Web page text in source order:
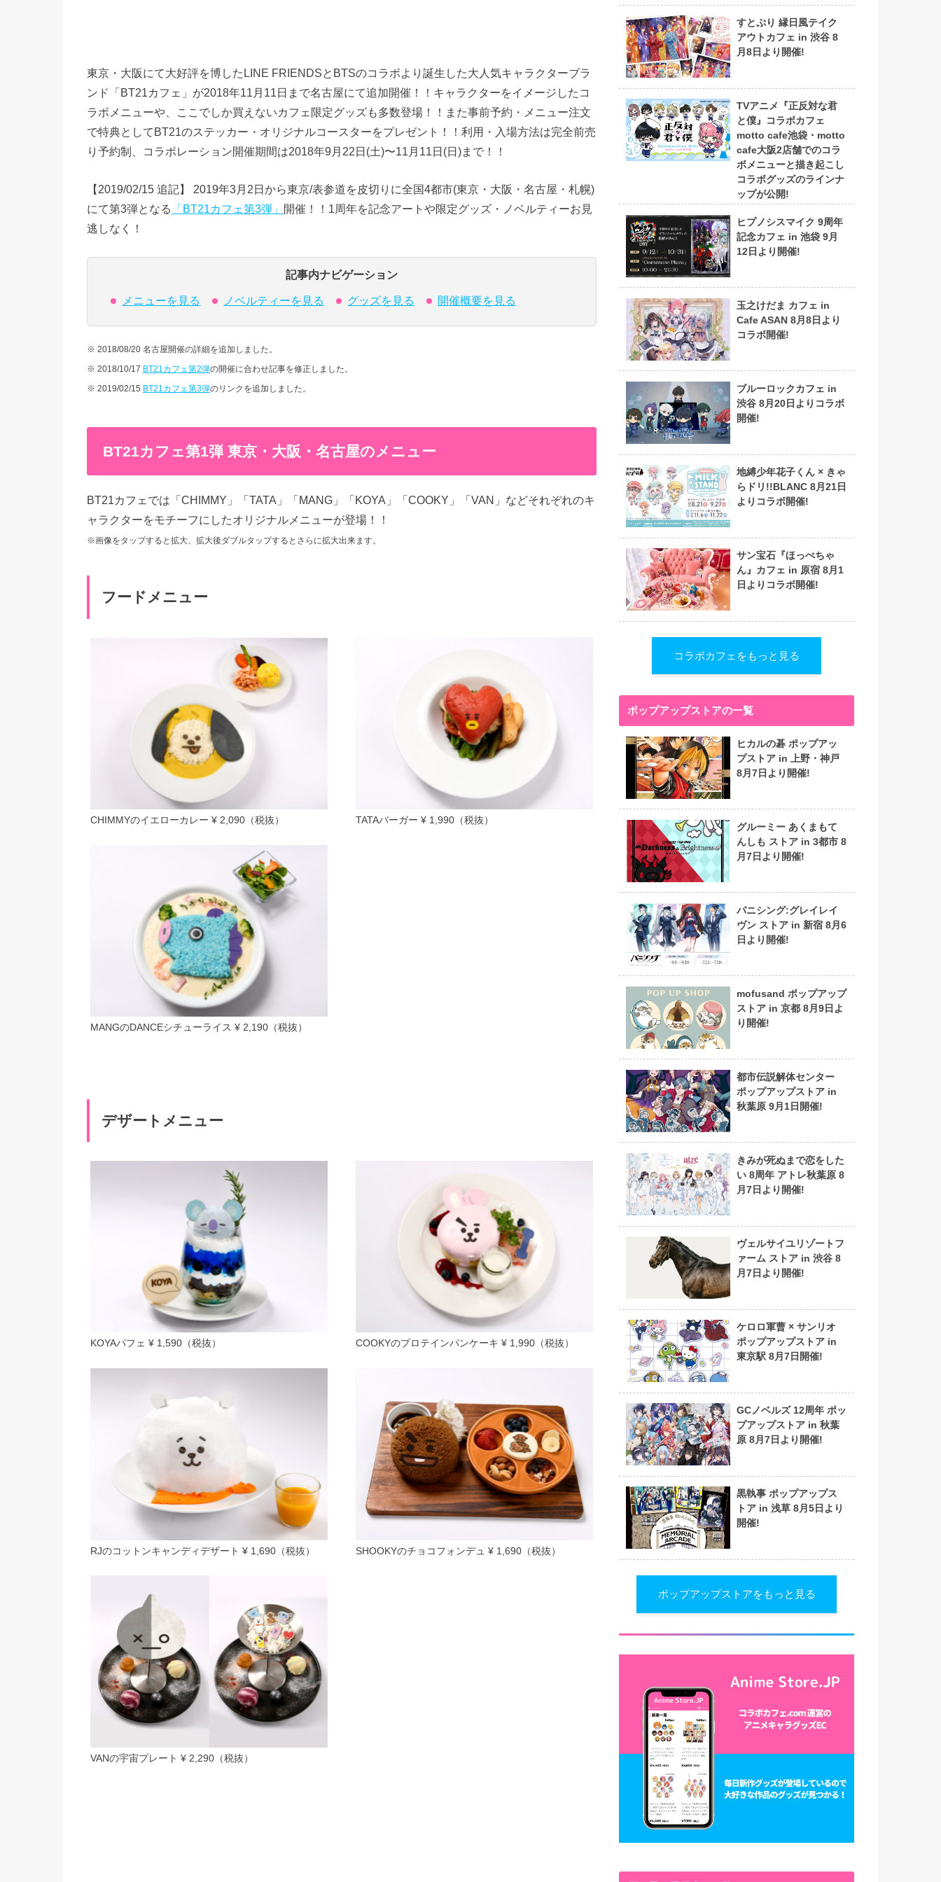
東京・大阪にて大好評を博したLINE FRIENDSとBTSのコラボより誕生した大人気キャラクターブラ
ンド「BT21カフェ」が2018年11月11日まで名古屋にて追加開催！！キャラクターをイメージしたコ
ラボメニューや、ここでしか買えないカフェ限定グッズも多数登場！！また事前予約・メニュー注文
で特典としてBT21のステッカー・オリジナルコースターをプレゼント！！利用・入場方法は完全前売
り予約制、コラボレーション開催期間は2018年9月22日(土)〜11月11日(日)まで！！
【2019/02/15 追記】 2019年3月2日から東京/表参道を皮切りに全国4都市(東京・大阪・名古屋・札幌)
にて第3弾となる
「BT21カフェ第3弾」 開催！！1周年を記念アートや限定グッズ・ノベルティーお見
逃しなく！
記事内ナビゲーション
メニューを見る ノベルティーを見る グッズを見る 開催概要を見る
※ 2018/08/20 名古屋開催の詳細を追加しました。
※ 2018/10/17 BT21カフェ第2弾の開催に合わせ記事を修正しました。
※ 2019/02/15 BT21カフェ第3弾のリンクを追加しました。
BT21カフェ第1弾 東京・大阪・名古屋のメニュー
BT21カフェでは「CHIMMY」「TATA」「MANG」「KOYA」「COOKY」「VAN」などそれぞれのキ
ャラクターをモチーフにしたオリジナルメニューが登場！！
※画像をタップすると拡大、拡大後ダブルタップするとさらに拡大出来ます。
フードメニュー
CHIMMYのイエローカレー ¥ 2,090（税抜） TATAバーガー ¥ 1,990（税抜）
MANGのDANCEシチューライス ¥ 2,190（税抜）
デザートメニュー
KOYAパフェ ¥ 1,590（税抜） COOKYのプロテインパンケーキ ¥ 1,990（税抜）
RJのコットンキャンディデザート ¥ 1,690（税抜） SHOOKYのチョコフォンデュ ¥ 1,690（税抜）
VANの宇宙プレート ¥ 2,290（税抜）
すとぷり 縁日風テイク
アウトカフェ in 渋谷 8
月8日より開催!
TVアニメ『正反対な君
と僕』コラボカフェ
motto cafe池袋・motto
cafe大阪2店舗でのコラ
ボメニューと描き起こし
コラボグッズのラインナ
ップが公開!
ヒプノシスマイク 9周年
記念カフェ in 池袋 9月
12日より開催!
玉之けだま カフェ in
Cafe ASAN 8月8日より
コラボ開催!
ブルーロックカフェ in
渋谷 8月20日よりコラボ
開催!
地縛少年花子くん × きゃ
らドリ!!BLANC 8月21日
よりコラボ開催!
サン宝石『ほっぺちゃ
ん』カフェ in 原宿 8月1
日よりコラボ開催!
コラボカフェをもっと見る
ポップアップストアの一覧
ヒカルの碁 ポップアッ
プストア in 上野・神戸
8月7日より開催!
グルーミー あくまもて
んしも ストア in 3都市 8
月7日より開催!
パニシング:グレイレイ
ヴン ストア in 新宿 8月6
日より開催!
mofusand ポップアップ
ストア in 京都 8月9日よ
り開催!
都市伝説解体センター
ポップアップストア in
秋葉原 9月1日開催!
きみが死ぬまで恋をした
い 8周年 アトレ秋葉原 8
月7日より開催!
ヴェルサイユリゾートフ
ァーム ストア in 渋谷 8
月7日より開催!
ケロロ軍曹 × サンリオ
ポップアップストア in
東京駅 8月7日開催!
GCノベルズ 12周年 ポッ
プアップストア in 秋葉
原 8月7日より開催!
黒執事 ポップアップス
トア in 浅草 8月5日より
開催!
ポップアップストアをもっと見る